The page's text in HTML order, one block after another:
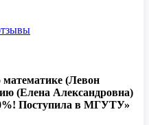
математике (Левон
(Елена Александровна)
Поступила в МГУТУ»